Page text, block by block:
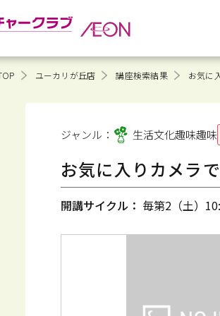
ユーカリが丘店 講座検索結果 お気に
ジャンル： 生活文化趣味趣味
お気に入りカメラ
開講サイクル： 毎第2（土）